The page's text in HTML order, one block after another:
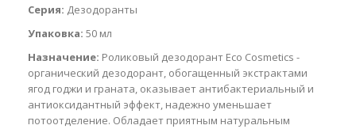
Серия: Дезодоранты
Упаковка: 50 мл
Назначение: Роликовый дезодорант Eco Cosmetics -
органический дезодорант, обогащенный экстрактами
ягод годжи и граната, оказывает антибактериальный и
антиоксидантный эффект, надежно уменьшает
потоотделение. Обладает приятным натуральным